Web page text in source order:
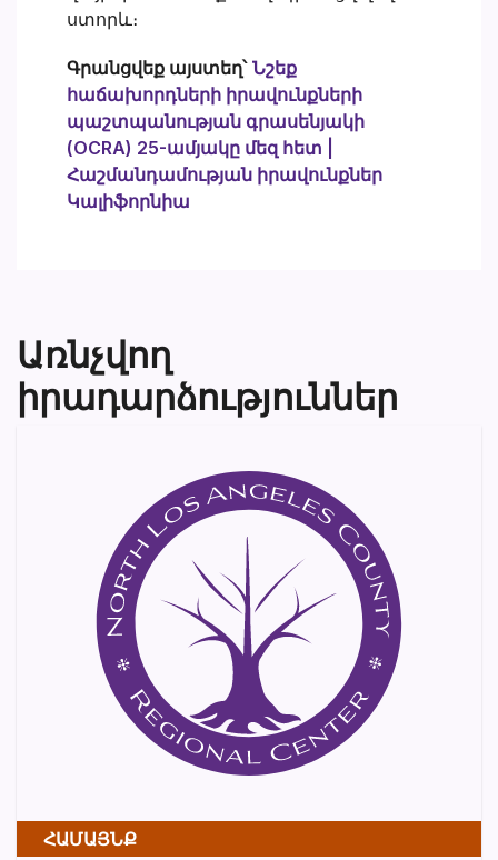
ստորև։
Գրանցվեք այստեղ՝ Նշեք
հաճախորդների իրավունքների
պաշտպանության գրասենյակի
(OCRA) 25-ամյակը մեզ հետ |
Հաշմանդամության իրավունքներ
Կալիֆորնիա
Առնչվող
իրադարձություններ
ՀԱՄԱՅՆՔ